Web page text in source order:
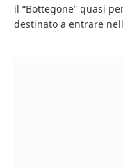
il “Bottegone” quasi
destinato a entrare